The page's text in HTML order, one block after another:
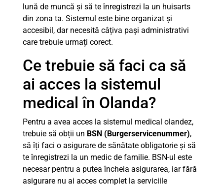
lună de muncă și să te înregistrezi la un huisarts
din zona ta. Sistemul este bine organizat și
accesibil, dar necesită câțiva pași administrativi
care trebuie urmați corect.
Ce trebuie să faci ca să
ai acces la sistemul
medical în Olanda?
Pentru a avea acces la sistemul medical olandez,
trebuie să obții un BSN (Burgerservicenummer),
să îți faci o asigurare de sănătate obligatorie și să
te înregistrezi la un medic de familie. BSN-ul este
necesar pentru a putea încheia asigurarea, iar fără
asigurare nu ai acces complet la serviciile